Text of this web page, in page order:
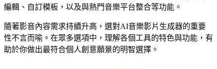
編輯、自訂模板，以及與熱門音樂平台整合等功能。
隨著影音內容需求持續升高，選對AI音樂影片生成器的重要
性不言而喻。在眾多選項中，理解各個工具的特色與功能，有
助於你做出最符合個人創意願景的明智選擇。